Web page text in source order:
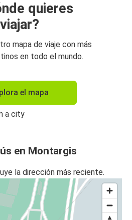
quieres
viajar?
mapa de viaje con más
en todo el mundo.
el mapa
en Montargis
la dirección más reciente.